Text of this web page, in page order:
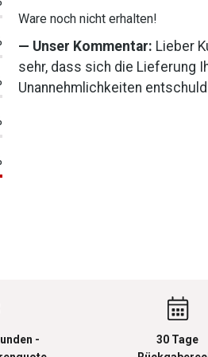
Ware noch nicht erhalten!
Unser Kommentar: Lieber
sehr, dass sich die Lieferung
Unannehmlichkeiten
-
30 Tage